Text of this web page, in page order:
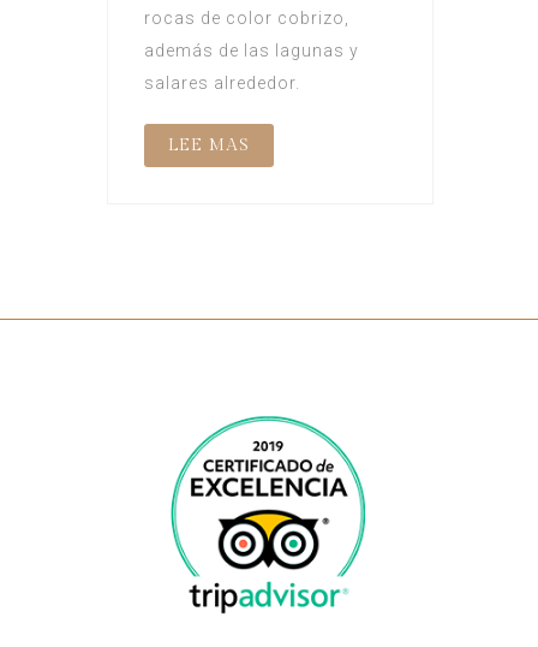
rocas de color cobrizo,
además de las lagunas y
salares alrededor.
LEE MAS